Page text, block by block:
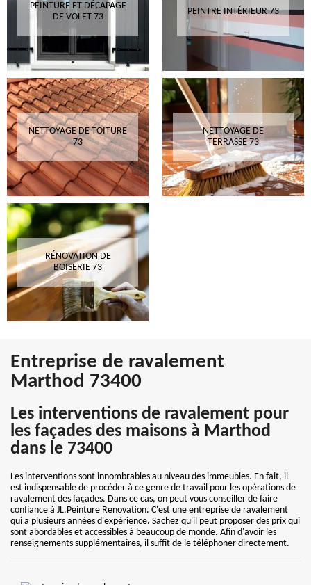
PEINTURE ET DÉCAPAGE
DE VOLET 73
PEINTRE INTÉRIEUR 73
NETTOYAGE DE TOITURE
73
NETTOYAGE DE
TERRASSE 73
RÉNOVATION DE
BOISERIE 73
Entreprise de ravalement
Marthod 73400
Les interventions de ravalement pour
les façades des maisons à Marthod
dans le 73400
Les interventions sont innombrables au niveau des immeubles. En fait, il
est indispensable de procéder à ce genre de travail pour les opérations de
ravalement des façades. Dans ce cas, on peut vous conseiller de faire
confiance à JL.Peinture Renovation. C'est une entreprise de ravalement
qui a plusieurs années d'expérience. Sachez qu'il peut proposer des prix qui
sont abordables et accessibles à beaucoup de monde. Afin d'avoir les
renseignements supplémentaires, il suffit de le téléphoner directement.